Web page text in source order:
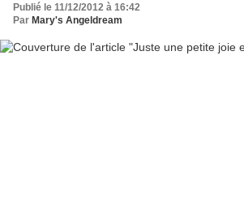
Publié le 11/12/2012 à 16:42
Par Mary's Angeldream